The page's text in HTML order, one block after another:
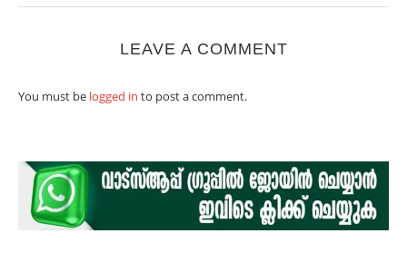
LEAVE A COMMENT
You must be logged in to post a comment.